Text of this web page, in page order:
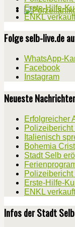
Erste-Hilfe-
ENKL
Folge selb-live.de
WhatsApp-
Facebook
Instagram
Neueste
Erfolgreicher
Polizeibericht
Italienisch
Bohemia
Stadt Selb
Polizeibericht
Erste-Hilfe-
ENKL
Infos der Stadt Selb